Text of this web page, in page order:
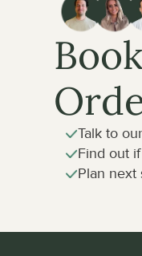
Talk to
Find out
Plan next